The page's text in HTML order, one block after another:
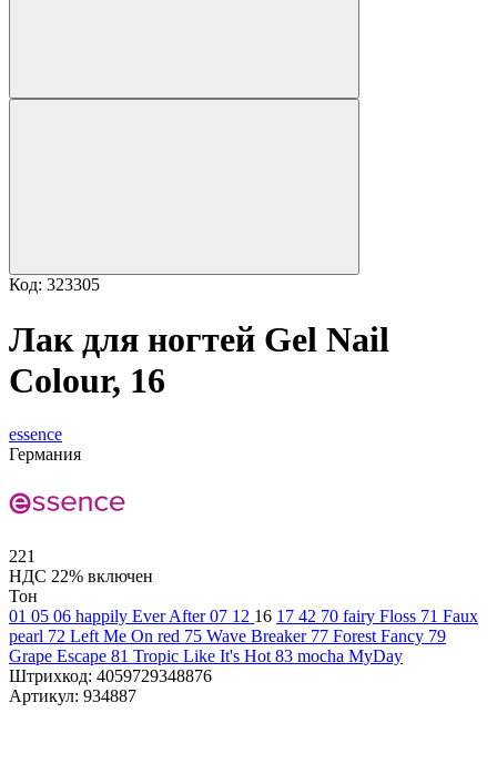
Код: 323305
Лак для ногтей Gel Nail
Colour, 16
essence
Германия
221
НДС 22% включен
Тон
01 05 06 happily Ever After07 12 16 17 42 70 fairy Floss 71 Faux
pearl 72 Left Me On red 75 Wave Breaker 77 Forest Fancy 79
Grape Escape 81 Tropic Like It's Hot 83 mocha MyDay
Штрихкод: 4059729348876
Артикул: 934887